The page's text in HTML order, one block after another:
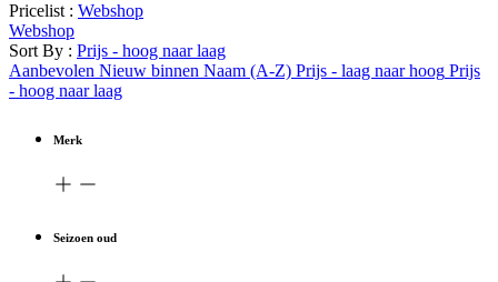
Pricelist : Webshop
Webshop
Sort By : Prijs - hoog naar laag
Aanbevolen Nieuw binnen Naam (A-Z) Prijs - laag naar hoog Prijs
- hoog naar laag
Merk
Seizoen oud